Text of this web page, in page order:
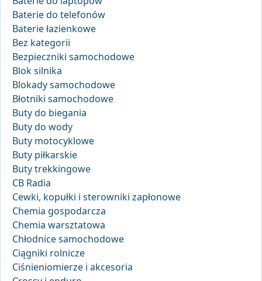
Baterie do telefonów
Baterie łazienkowe
Bez kategorii
Bezpieczniki samochodowe
Blok silnika
Blokady samochodowe
Błotniki samochodowe
Buty do biegania
Buty do wody
Buty motocyklowe
Buty piłkarskie
Buty trekkingowe
CB Radia
Cewki, kopułki i sterowniki zapłonowe
Chemia gospodarcza
Chemia warsztatowa
Chłodnice samochodowe
Ciągniki rolnicze
Ciśnieniomierze i akcesoria